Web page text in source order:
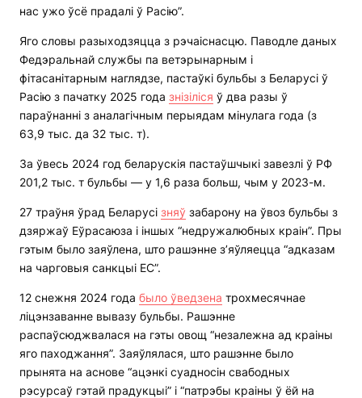
нас ужо ўсё прадалі ў Расію”.
Яго словы разыходзяцца з рэчаіснасцю. Паводле даных
Федэральнай службы па ветэрынарным і
фітасанітарным наглядзе, пастаўкі бульбы з Беларусі ў
Расію з пачатку 2025 года знізіліся ў два разы ў
параўнанні з аналагічным перыядам мінулага года (з
63,9 тыс. да 32 тыс. т).
За ўвесь 2024 год беларускія пастаўшчыкі завезлі ў РФ
201,2 тыс. т бульбы — у 1,6 раза больш, чым у 2023-м.
27 траўня ўрад Беларусі зняў забарону на ўвоз бульбы з
дзяржаў Еўрасаюза і іншых “недружалюбных краін”. Пры
гэтым было заяўлена, што рашэнне з’яўляецца “адказам
на чарговыя санкцыі ЕС”.
12 снежня 2024 года было ўведзена трохмесячнае
ліцэнзаванне вывазу бульбы. Рашэнне
распаўсюджвалася на гэты овощ “незалежна ад краіны
яго паходжання”. Заяўлялася, што рашэнне было
прынята на аснове “ацэнкі суадносін свабодных
рэсурсаў гэтай прадукцыі” і “патрэбы краіны ў ёй на